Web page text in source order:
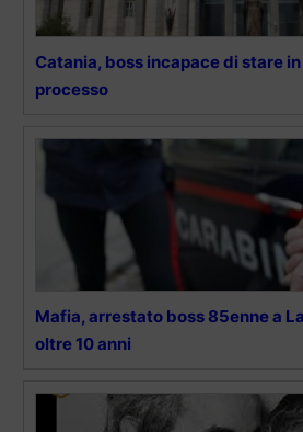
Catania, boss incapace di stare
processo
Mafia, arrestato boss 85enne a
oltre 10 anni